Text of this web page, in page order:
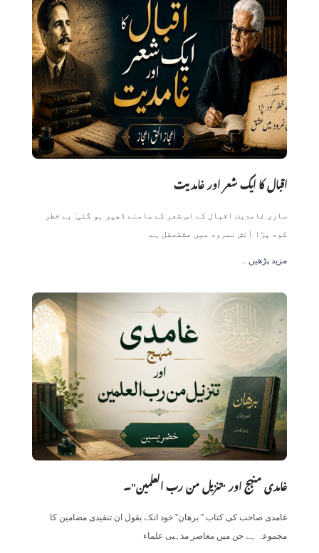
اقبال کا ایک شعر اور غامدیت
ساری غامدیت اقبال کے اس شعر کے سامنے ڈھیر ہو گئی: بے خطر
کود پڑا آتش نمرود میں عشقعقل ہے
.. مزید پڑھیں
غامدی منہج اور “تنزیل من رب العلمین”۔
غامدی صاحب کی کتاب ” برھان” خود انکے بقول ان تنقیدی مضامین کا
مجموعہ ہے جن میں معاصر مذہبی علماء